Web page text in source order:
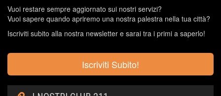
Vuoi restare sempre aggiornato sui nostri servizi?
Vuoi sapere quando apriremo una nostra palestra nella tua città?
Iscriviti subito alla nostra newsletter e sarai tra i primi a saperlo!
Iscriviti Subito!